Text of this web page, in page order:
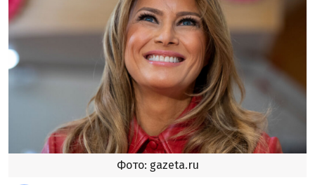
Фото: gazeta.ru